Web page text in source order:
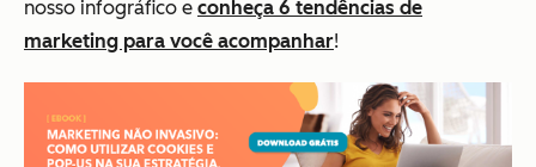
nosso infográfico e conheça 6 tendências de
marketing para você acompanhar!